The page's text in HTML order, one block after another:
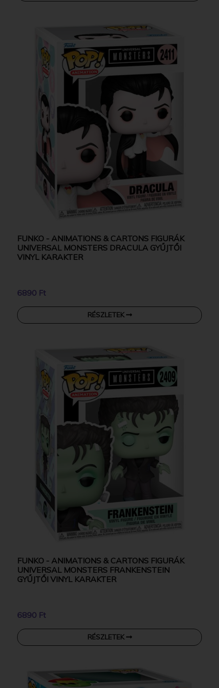
FUNKO - ANIMATIONS & CARTONS FIGURÁK
UNIVERSAL MONSTERS DRACULA GYŰJTŐI
VINYL KARAKTER
6890 Ft
RÉSZLETEK
FUNKO - ANIMATIONS & CARTONS FIGURÁK
UNIVERSAL MONSTERS FRANKENSTEIN
GYŰJTŐI VINYL KARAKTER
6890 Ft
RÉSZLETEK